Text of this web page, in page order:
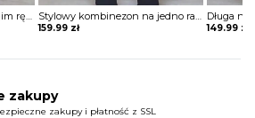
Solidny kombinezon z długim rękawem cargo Taru Stylowy kombinezon na jedno ramię z rozcięciem rękawach Igballe
159.99 zł 149.99 zł
zakupy
zakupy i płatność z SSL